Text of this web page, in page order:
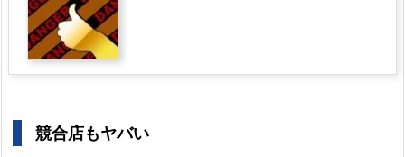
競合店もヤバい